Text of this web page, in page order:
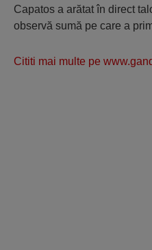
Capatos a arătat în direct
observă sumă pe care a
Cititi mai multe pe